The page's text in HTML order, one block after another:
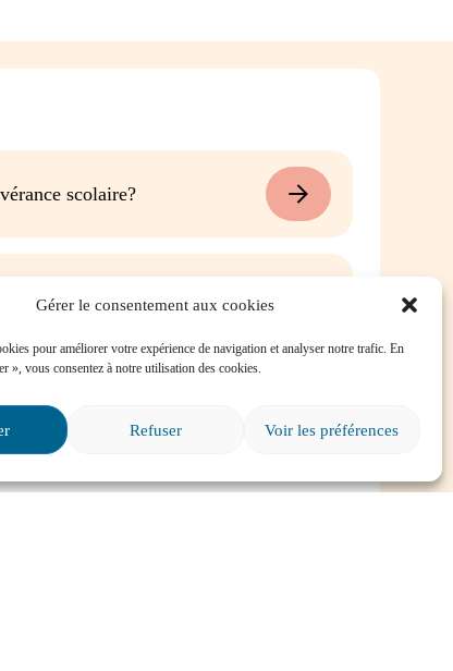
Gérer le consentement aux cookies
pour améliorer votre expérience de navigation et analyser notre trafic. En
», vous consentez à notre utilisation des cookies.
Refuser Voir les préférences
scolaire?
une situation
je trouver de
et il va